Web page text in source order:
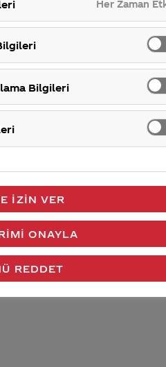
soru işaretlerini giderdi
Her Zaman
Bilgileri
İZIN VER
REDDET
ONAYLA